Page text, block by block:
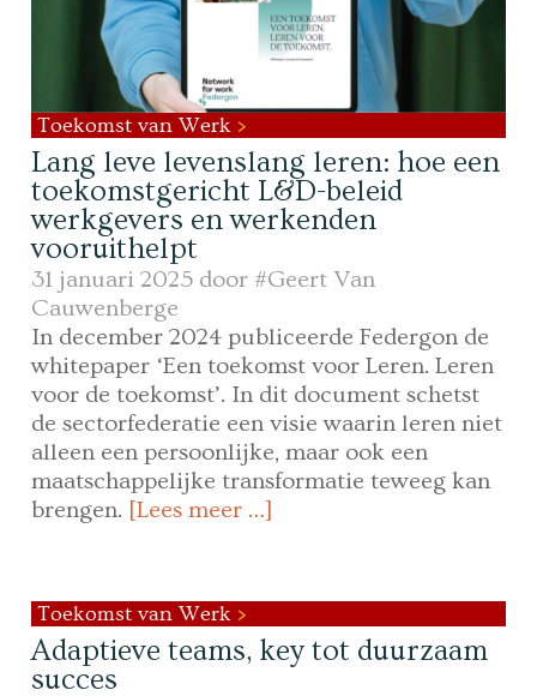
Toekomst van Werk
Lang leve levenslang leren: hoe een
toekomstgericht L&D-beleid
werkgevers en werkenden
vooruithelpt
31 januari 2025 door #Geert Van
Cauwenberge
In december 2024 publiceerde Federgon de
whitepaper ‘Een toekomst voor Leren. Leren
voor de toekomst’. In dit document schetst
de sectorfederatie een visie waarin leren niet
alleen een persoonlijke, maar ook een
maatschappelijke transformatie teweeg kan
brengen. [Lees meer …]
Toekomst van Werk
Adaptieve teams, key tot duurzaam
succes